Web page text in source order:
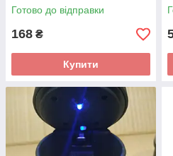
Готово до відправки
168 ₴
Купити